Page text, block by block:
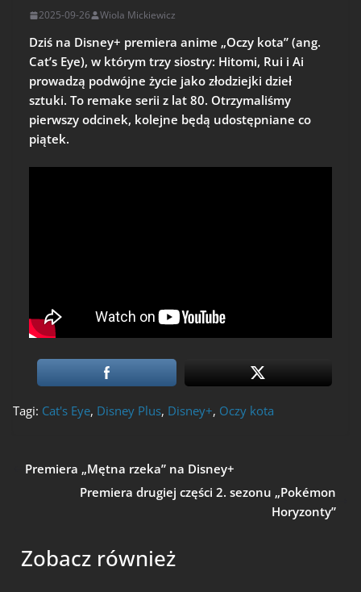
2025-09-26 Wiola Mickiewicz
Dziś na Disney+ premiera anime „Oczy kota” (ang.
Cat’s Eye), w którym trzy siostry: Hitomi, Rui i Ai
prowadzą podwójne życie jako złodziejki dzieł
sztuki. To remake serii z lat 80. Otrzymaliśmy
pierwszy odcinek, kolejne będą udostępniane co
piątek.
Tagi: Cat's Eye, Disney Plus, Disney+, Oczy kota
Premiera „Mętna rzeka” na Disney+
Premiera drugiej części 2. sezonu „Pokémon
Horyzonty”
Zobacz również